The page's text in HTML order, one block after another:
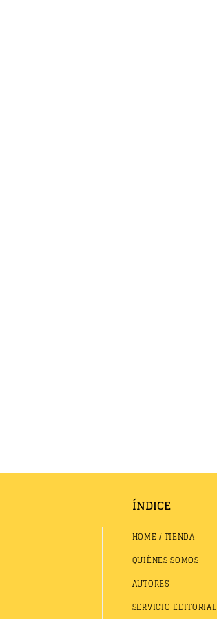
ÍNDICE
HOME / TIENDA
QUIÉNES SOMOS
AUTORES
SERVICIO EDITORIAL